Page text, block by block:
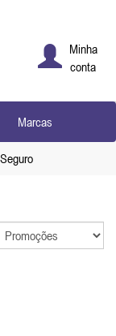
Minha
conta
Marcas